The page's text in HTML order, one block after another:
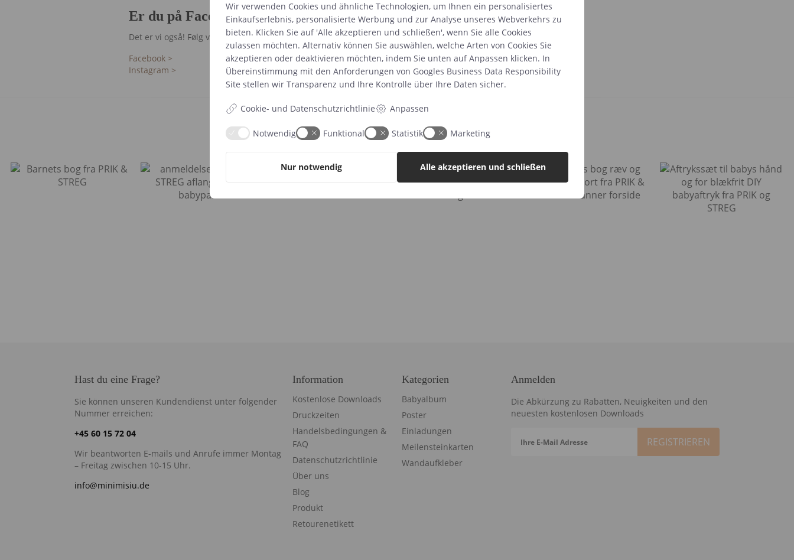
Er du på Facebook og Instagram?
Det er vi også! Følg vores kreative univers her:
Facebook >
Instagram >
Folgen Sie uns auf Instagram
Hast du eine Frage?
Sie können unseren Kundendienst unter folgender
Nummer erreichen:
+45 60 15 72 04
Wir beantworten E-mails und Anrufe immer Montag
– Freitag zwischen 10-15 Uhr.
info@minimisiu.de
Information
Kostenlose Downloads
Druckzeiten
Handelsbedingungen &
FAQ
Datenschutzrichtlinie
Über uns
Blog
Produkt
Retourenetikett
Kategorien
Babyalbum
Poster
Einladungen
Meilensteinkarten
Wandaufkleber
Anmelden
Die Abkürzung zu Rabatten, Neuigkeiten und den
neuesten kostenlosen Downloads
Ihre E-Mail Adresse
Wir verwenden Cookies und ähnliche Technologien, um Ihnen ein personalisiertes
Einkaufserlebnis, personalisierte Werbung und zur Analyse unseres Webverkehrs zu
bieten. Klicken Sie auf 'Alle akzeptieren und schließen', wenn Sie alle Cookies
zulassen möchten. Alternativ können Sie auswählen, welche Arten von Cookies Sie
akzeptieren oder deaktivieren möchten, indem Sie unten auf Anpassen klicken. In
Übereinstimmung mit den Anforderungen von Googles Business Data Responsibility
Site stellen wir Transparenz und Ihre Kontrolle über Ihre Daten sicher.
Cookie- und Datenschutzrichtlinie Anpassen
Notwendig Funktional Statistik Marketing
Nur notwendig Alle akzeptieren und schließen